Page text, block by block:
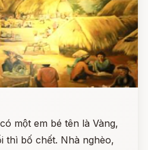
một em bé tên là Vàng,
thì bố chết. Nhà nghèo,